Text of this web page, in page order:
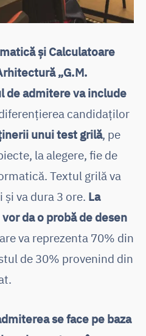
și Calculatoare
„G.M.
de admitere va include
candidaților
unui test grilă, pe
la alegere, fie de
Textul grilă va
va dura 3 ore. La
da o probă de desen
va reprezenta 70% din
de 30% provenind din
se face pe baza